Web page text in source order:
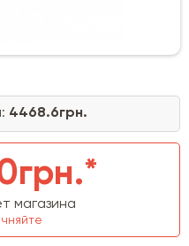
4468.6грн.
магазина